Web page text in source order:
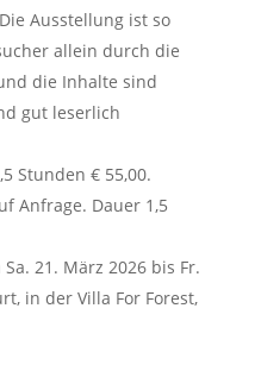
Ausstellung ist so
allein durch die
die Inhalte sind
gut leserlich
Stunden € 55,00.
Anfrage. Dauer 1,5
21. März 2026 bis Fr.
in der Villa For Forest,